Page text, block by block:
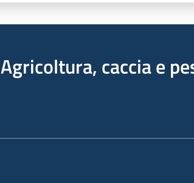
Agricoltura, caccia e